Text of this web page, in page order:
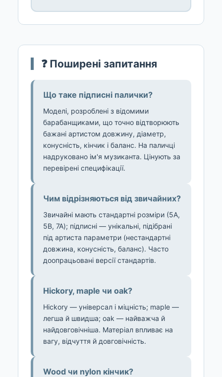
❓ Поширені запитання
Що таке підписні палички?
Моделі, розроблені з відомими
барабанщиками, що точно відтворюють
бажані артистом довжину, діаметр,
конусність, кінчик і баланс. На паличці
надруковано ім'я музиканта. Цінують за
перевірені специфікації.
Чим відрізняються від звичайних?
Звичайні мають стандартні розміри (5A,
5B, 7A); підписні — унікальні, підібрані
під артиста параметри (нестандартні
довжина, конусність, баланс). Часто
доопрацьовані версії стандартів.
Hickory, maple чи oak?
Hickory — універсал і міцність; maple —
легша й швидша; oak — найважча й
найдовговічніша. Матеріал впливає на
вагу, відчуття й довговічність.
Wood чи nylon кінчик?